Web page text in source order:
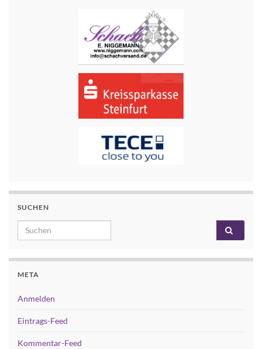
SUCHEN
Search for:
META
Anmelden
Eintrags-Feed
Kommentar-Feed